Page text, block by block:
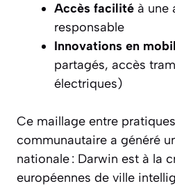
Accès facilité à une
responsable
Innovations en
partagés, accès
électriques)
Ce maillage entre
communautaire a généré
nationale : Darwin est à la
européennes de ville